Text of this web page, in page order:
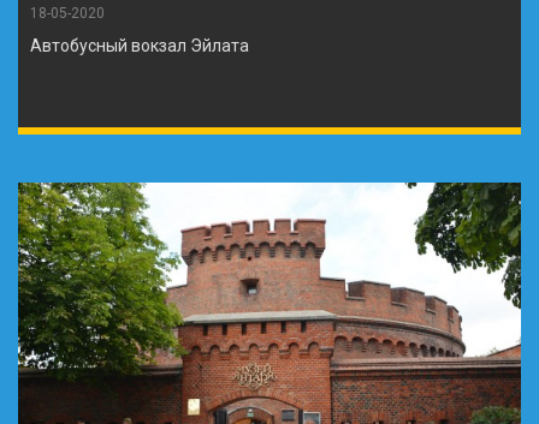
18-05-2020
Автобусный вокзал Эйлата